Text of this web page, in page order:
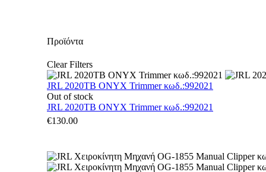
Προϊόντα
Clear Filters
JRL 2020TB ONYX Trimmer κωδ.:992021
Out of stock
JRL 2020TB ONYX Trimmer κωδ.:992021
€130.00